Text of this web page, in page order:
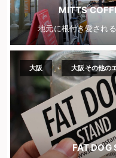
MITTS
地元に根付き愛され
大阪 大阪その他の
FAT DOG